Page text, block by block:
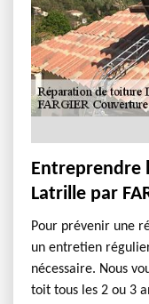
Latrille par
Pour prévenir une
un entretien
nécessaire. Nous
toit tous les 2 ou 3